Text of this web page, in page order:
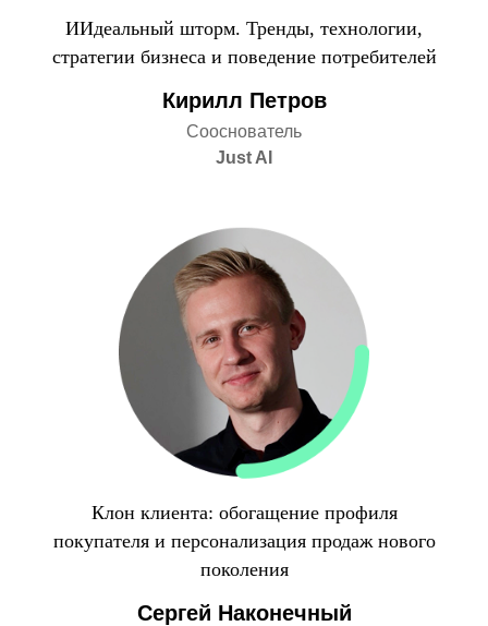
ИИдеальный шторм. Тренды, технологии,
стратегии бизнеса и поведение потребителей
Кирилл Петров
Сооснователь
Just AI
Клон клиента: обогащение профиля
покупателя и персонализация продаж нового
поколения
Сергей Наконечный